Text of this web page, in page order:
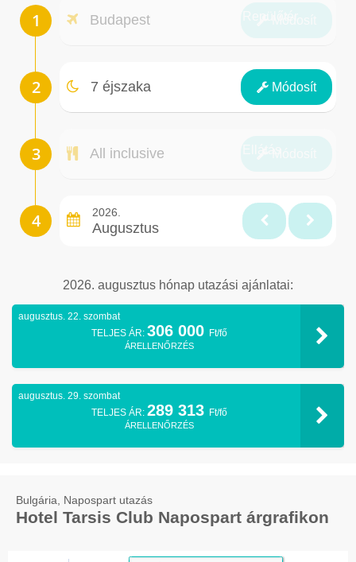
Budapest
7 éjszaka Módosít
Éjszakák
All inclusive
2026.
Augusztus
2026. augusztus hónap utazási ajánlatai:
augusztus. 22. szombat
TELJES ÁR: 306 000 Ft/fő
ÁRELLENŐRZÉS
augusztus. 29. szombat
TELJES ÁR: 289 313 Ft/fő
ÁRELLENŐRZÉS
Bulgária, Napospart utazás
Hotel Tarsis Club Napospart árgrafikon